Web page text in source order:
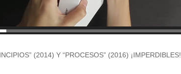
(2014) Y “PROCESOS” (2016) ¡IMPERDIBLES!